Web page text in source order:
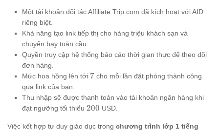
Một tài khoản đối tác Affiliate Trip.com đã kích hoạt với AID
riêng biệt.
Khả năng tạo link tiếp thị cho hàng triệu khách sạn và
chuyến bay toàn cầu.
Quyền truy cập hệ thống báo cáo thời gian thực để theo dõi
đơn hàng.
Mức hoa hồng lên tới 7%
7 cho mỗi lần đặt phòng thành công
qua link của bạn.
Thu nhập sẽ được thanh toán vào tài khoản ngân hàng khi
đạt ngưỡng tối thiểu 200
200 USD.
Việc kết hợp tư duy giáo dục trong chương trình lớp 1 tiếng